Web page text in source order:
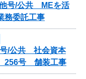
他号/公共 MEを活
務委託工事
号/公共 社会資本
256号 舗装工事